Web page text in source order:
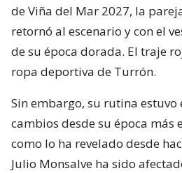
de Viña del Mar 2027, la
retornó al escenario y con el
de su época dorada. El traje
ropa deportiva de Turrón.
Sin embargo, su rutina estuvo
cambios desde su época más
como lo ha revelado desde
Julio Monsalve ha sido